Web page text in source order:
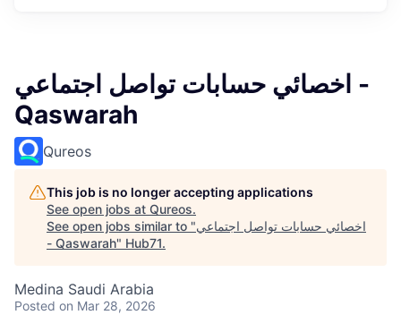
اخصائي حسابات تواصل اجتماعي -
Qaswarah
Qureos
This job is no longer accepting applications
See open jobs at Qureos.
See open jobs similar to "اخصائي حسابات تواصل اجتماعي
- Qaswarah" Hub71.
Medina Saudi Arabia
Posted on Mar 28, 2026